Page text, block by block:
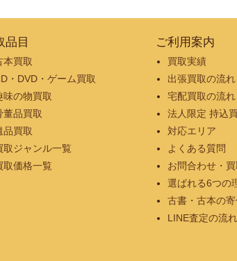
品目
本買取
・DVD・ゲーム買取
味の物買取
董品買取
品買取
取ジャンル一覧
取価格一覧
ご利用案内
買取実績
出張買取の流れ
宅配買取の流れ
法人限定 持込
対応エリア
よくある質問
お問合わせ・
選ばれる6つの
古書・古本の
LINE査定の流れ